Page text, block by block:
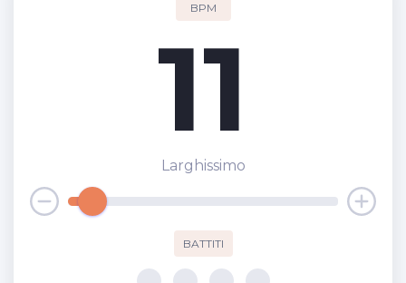
BPM
11
Larghissimo
BATTITI